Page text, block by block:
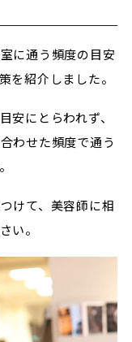
に通う頻度の目安
を紹介しました。
安にとらわれず、
わせた頻度で通う
けて、美容師に相
い。